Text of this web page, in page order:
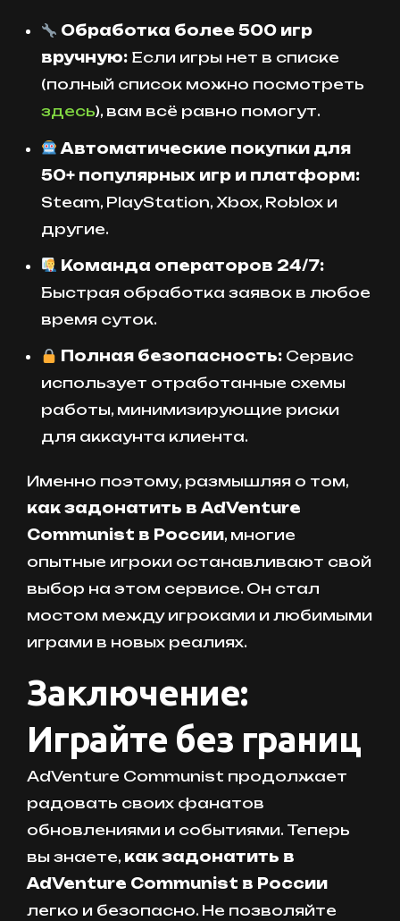
Обработка более 500 игр
вручную: Если игры нет в списке
(полный список можно посмотреть
здесь), вам всё равно помогут.
Автоматические покупки для
50+ популярных игр и платформ:
Steam, PlayStation, Xbox, Roblox и
другие.
Команда операторов 24/7:
Быстрая обработка заявок в любое
время суток.
Полная безопасность: Сервис
использует отработанные схемы
работы, минимизирующие риски
для аккаунта клиента.
Именно поэтому, размышляя о том,
как задонатить в AdVenture
Communist в России, многие
опытные игроки останавливают свой
выбор на этом сервисе. Он стал
мостом между игроками и любимыми
играми в новых реалиях.
Заключение:
Играйте без границ
AdVenture Communist продолжает
радовать своих фанатов
обновлениями и событиями. Теперь
вы знаете, как задонатить в
AdVenture Communist в России
легко и безопасно. Не позволяйте